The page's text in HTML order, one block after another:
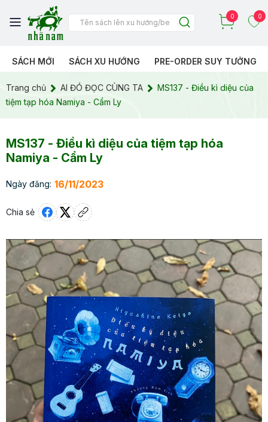
0 0
SÁCH MỚI SÁCH XU HƯỚNG PRE-ORDER SUY TƯỞNG
Trang chủ AI ĐÓ ĐỌC CÙNG TA
MS137 - Điều kì diệu của
tiệm tạp hóa Namiya - Cẩm Ly
MS137 - Điều kì diệu của tiệm tạp hóa
Namiya - Cẩm Ly
Ngày đăng: 16/11/2023
Chia sẻ